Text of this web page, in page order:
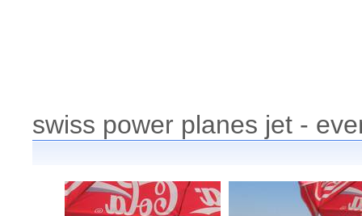
swiss power planes jet -